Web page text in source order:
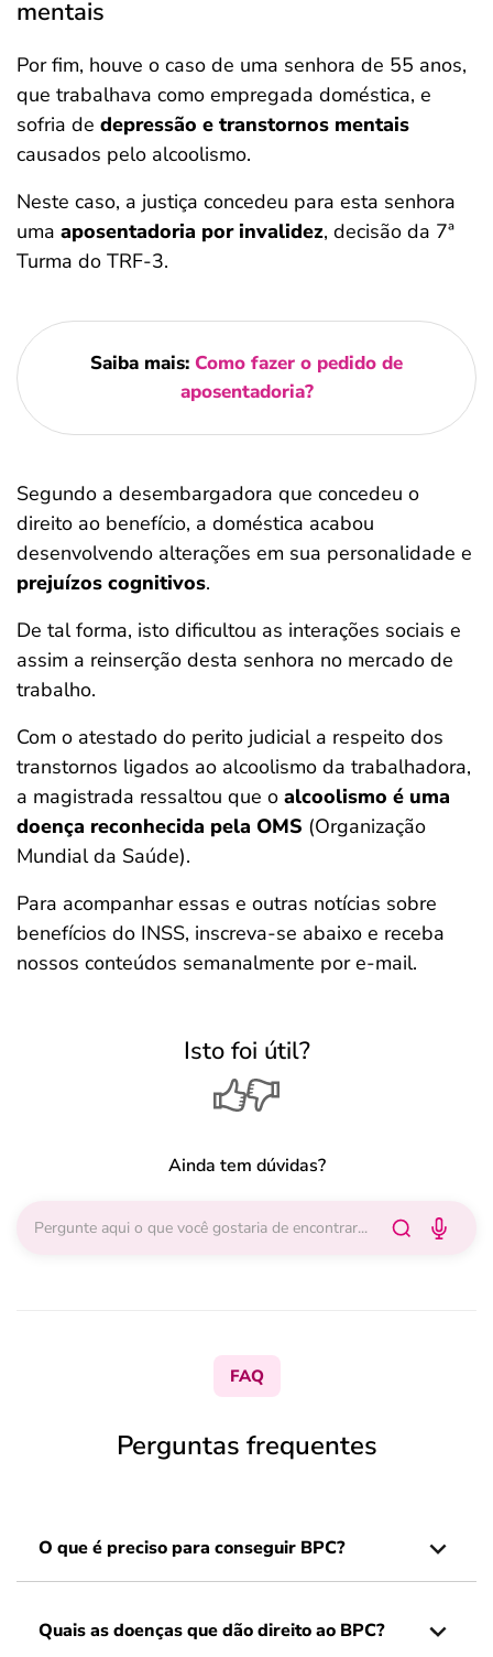
mentais
Por fim, houve o caso de uma senhora de 55 anos,
que trabalhava como empregada doméstica, e
sofria de depressão e transtornos mentais
causados pelo alcoolismo.
Neste caso, a justiça concedeu para esta senhora
uma aposentadoria por invalidez, decisão da 7ª
Turma do TRF-3.
Saiba mais: Como fazer o pedido de
aposentadoria?
Segundo a desembargadora que concedeu o
direito ao benefício, a doméstica acabou
desenvolvendo alterações em sua personalidade e
prejuízos cognitivos.
De tal forma, isto dificultou as interações sociais e
assim a reinserção desta senhora no mercado de
trabalho.
Com o atestado do perito judicial a respeito dos
transtornos ligados ao alcoolismo da trabalhadora,
a magistrada ressaltou que o alcoolismo é uma
doença reconhecida pela OMS (Organização
Mundial da Saúde).
Para acompanhar essas e outras notícias sobre
benefícios do INSS, inscreva-se abaixo e receba
nossos conteúdos semanalmente por e-mail.
Isto foi útil?
Ainda tem dúvidas?
FAQ
Perguntas frequentes
O que é preciso para conseguir BPC?
Quais as doenças que dão direito ao BPC?